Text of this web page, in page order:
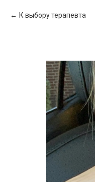
К выбору терапевта